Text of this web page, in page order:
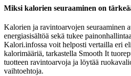
Miksi kalorien seuraaminen on
Kalorien ja ravintoarvojen seuraaminen
energiasisältöä sekä tukee
Kalori.infossa voit helposti vertailla eri
kalorimääriä, tarkastella Smooth It
tuotteen ravintoarvoja ja löytää
vaihtoehtoja.